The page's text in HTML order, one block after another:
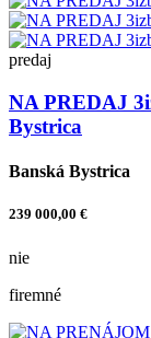
predaj
NA PREDAJ
Bystrica
Banská Bystrica
239 000,00 €
nie
firemné